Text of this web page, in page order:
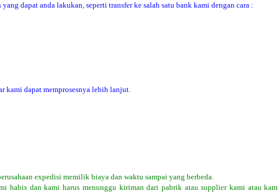
dapat anda lakukan, seperti transfer ke salah satu bank kami dengan cara :
kami dapat memprosesnya lebih lanjut.
expedisi memilik biaya dan waktu sampai yang berbeda.
habis dan kami harus menunggu kiriman dari pabrik atau supplier kami atau